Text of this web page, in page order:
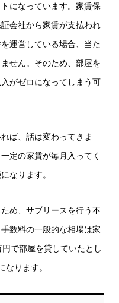
になっています。家賃保
会社から家賃が支払われ
運営している場合、当た
せん。そのため、部屋を
がゼロになってしまう可
ば、話は変わってきま
定の家賃が毎月入ってく
なります。
め、サブリースを行う不
数料の一般的な相場は家
で部屋を貸していたとし
ります。